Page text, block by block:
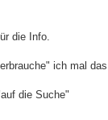
die Info.
ich mal
die Suche"